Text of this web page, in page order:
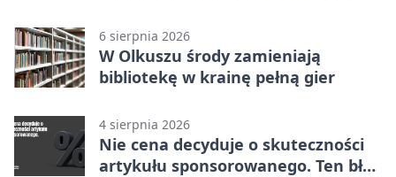
6 sierpnia 2026
W Olkuszu środy zamieniają
bibliotekę w krainę pełną gier
4 sierpnia 2026
Nie cena decyduje o skuteczności
artykułu sponsorowanego. Ten błąd